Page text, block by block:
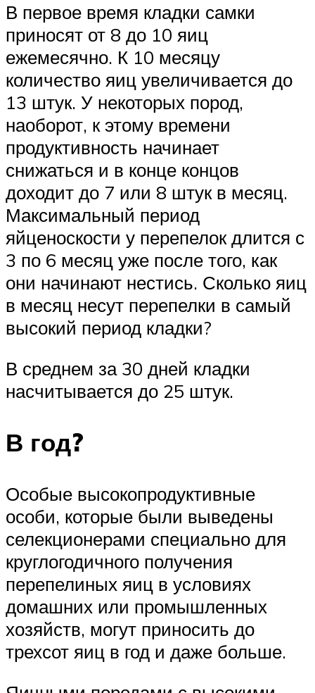
В первое время кладки самки
приносят от 8 до 10 яиц
ежемесячно. К 10 месяцу
количество яиц увеличивается до
13 штук. У некоторых пород,
наоборот, к этому времени
продуктивность начинает
снижаться и в конце концов
доходит до 7 или 8 штук в месяц.
Максимальный период
яйценоскости у перепелок длится с
3 по 6 месяц уже после того, как
они начинают нестись. Сколько яиц
в месяц несут перепелки в самый
высокий период кладки?
В среднем за 30 дней кладки
насчитывается до 25 штук.
В год?
Особые высокопродуктивные
особи, которые были выведены
селекционерами специально для
круглогодичного получения
перепелиных яиц в условиях
домашних или промышленных
хозяйств, могут приносить до
трехсот яиц в год и даже больше.